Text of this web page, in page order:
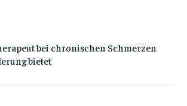
bei chronischen Schmerzen
bietet